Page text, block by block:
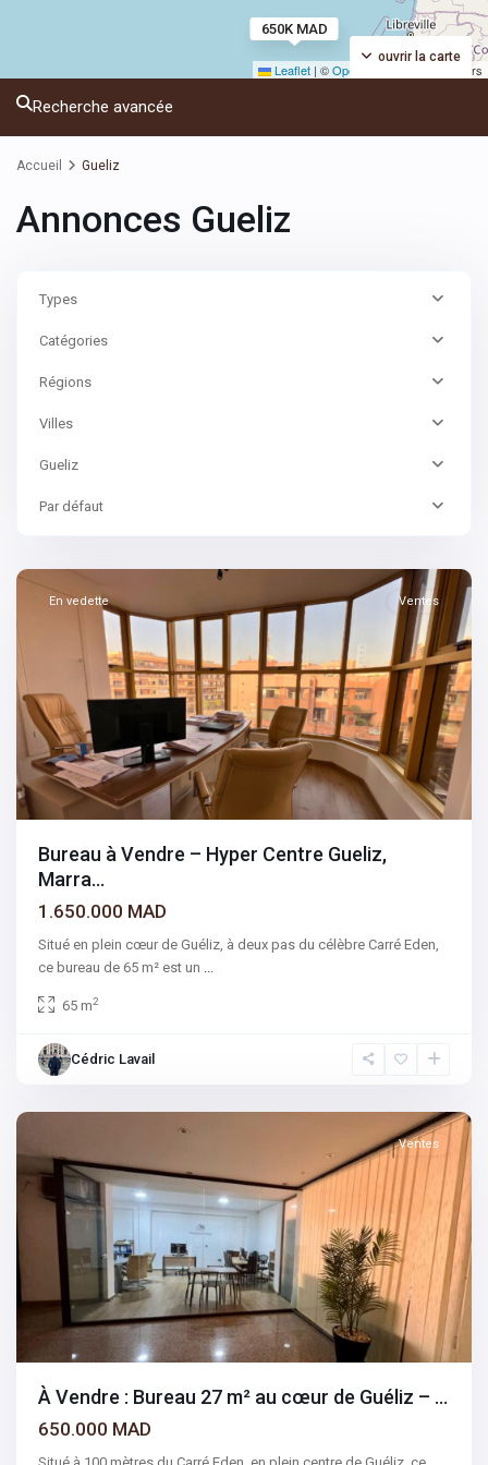
650K MAD
Leaflet | ©OpenStreetMap contributors
ouvrir la carte
Recherche avancée
Accueil Gueliz
Annonces Gueliz
Types
Catégories
Régions
Villes
Gueliz
Par défaut
En vedette Ventes
Bureau à Vendre – Hyper Centre Gueliz,
Marra...
1.650.000 MAD
Situé en plein cœur de Guéliz, à deux pas du célèbre Carré Eden,
ce bureau de 65 m² est un ...
65 m2
Cédric Lavail
Gueliz,
Ventes
À Vendre : Bureau 27 m² au cœur de Guéliz – ...
650.000 MAD